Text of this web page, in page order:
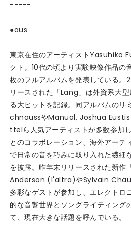
-----
●aus
東京在住のアーティストYasuhiko
クト。10代の頃より実験映像作品の
枚のフルアルバムを発表している
リースされた「Lang」は外資系大
る大ヒットを記録。同アルバムのリ
chnaussやManual, Joshua
ttelら人気アーティストが多数参加
とのコラボレーション、海外アーテ
で日常の音を巧みに取り入れた繊細
を披露。昨年末リリースされた新
Anderson (l'altra)やSylvain
多彩なゲストが参加し、エレクトロ
的な音響世界とソングライティング
て、現在大きな話題を呼んでいる。